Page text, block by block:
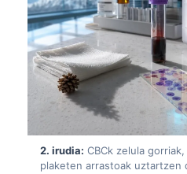
2. irudia: CBCk zelula
plaketen arrastoak uztartzen